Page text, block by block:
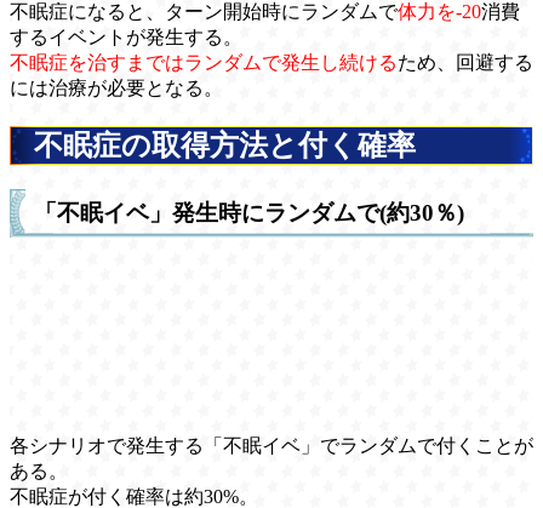
不眠症になると、ターン開始時にランダムで体力を-20消費
するイベントが発生する。
不眠症を治すまではランダムで発生し続けるため、回避する
には治療が必要となる。
不眠症の取得方法と付く確率
「不眠イベ」発生時にランダムで(約30％)
各シナリオで発生する「不眠イベ」でランダムで付くことが
ある。
不眠症が付く確率は約30%。